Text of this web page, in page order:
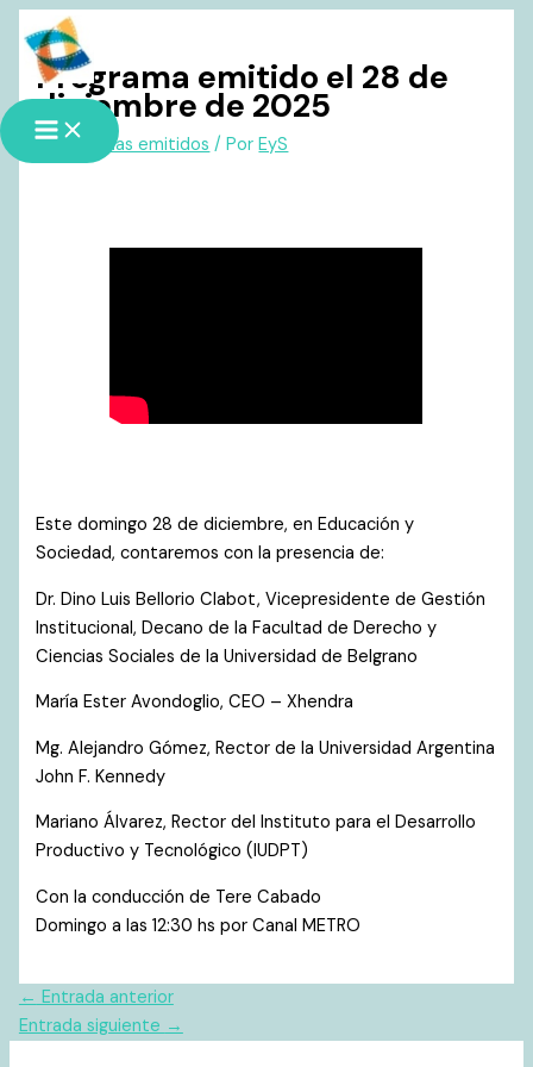
contenido
Programa emitido el 28 de
diciembre de 2025
/Programas emitidos / PorEyS
Este domingo 28 de diciembre, en Educación y
Sociedad, contaremos con la presencia de:
Dr. Dino Luis Bellorio Clabot, Vicepresidente de Gestión
Institucional, Decano de la Facultad de Derecho y
Ciencias Sociales de la Universidad de Belgrano
María Ester Avondoglio, CEO – Xhendra
Mg. Alejandro Gómez, Rector de la Universidad Argentina
John F. Kennedy
Mariano Álvarez, Rector del Instituto para el Desarrollo
Productivo y Tecnológico (IUDPT)
Con la conducción de Tere Cabado
Domingo a las 12:30 hs por Canal METRO
← Entrada anterior
Entrada siguiente →